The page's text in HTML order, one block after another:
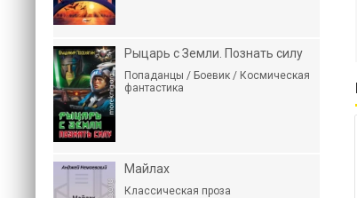
Рыцарь с Земли. Познать силу
Попаданцы / Боевик / Космическая
фантастика
Майлах
Классическая проза